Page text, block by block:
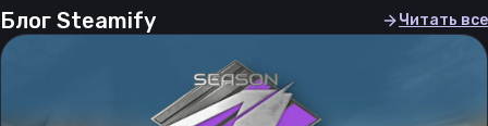
Блог Steamify Читать все